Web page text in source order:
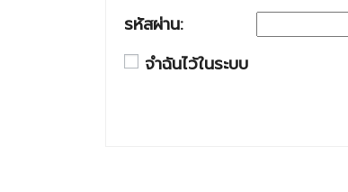
รหัสผ่าน:
จำฉันไว้ในระบบ